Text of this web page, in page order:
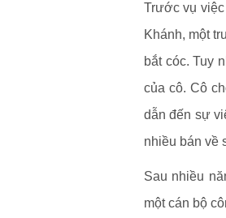
Trước vụ
Khánh, một
bắt cóc. Tuy
của cô. Cô
dẫn đến sự
nhiều bán về
Sau nhiều
một cán bộ